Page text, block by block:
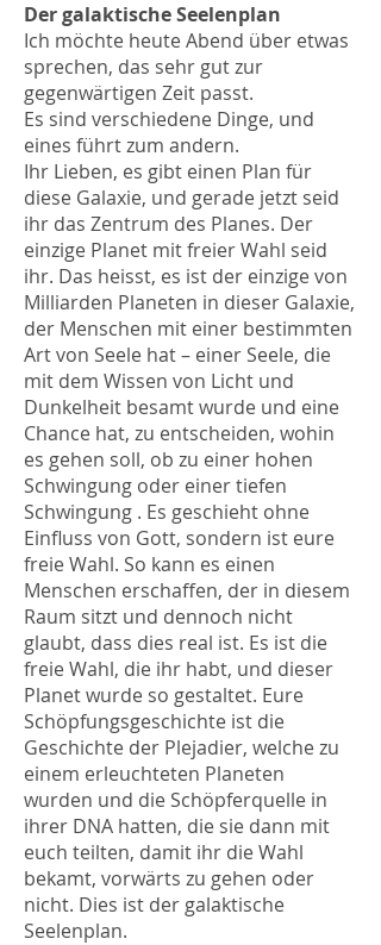
Der galaktische Seelenplan
Ich möchte heute Abend über etwas
sprechen, das sehr gut zur
gegenwärtigen Zeit passt.
Es sind verschiedene Dinge, und
eines führt zum andern.
Ihr Lieben, es gibt einen Plan für
diese Galaxie, und gerade jetzt seid
ihr das Zentrum des Planes. Der
einzige Planet mit freier Wahl seid
ihr. Das heisst, es ist der einzige von
Milliarden Planeten in dieser Galaxie,
der Menschen mit einer bestimmten
Art von Seele hat – einer Seele, die
mit dem Wissen von Licht und
Dunkelheit besamt wurde und eine
Chance hat, zu entscheiden, wohin
es gehen soll, ob zu einer hohen
Schwingung oder einer tiefen
Schwingung . Es geschieht ohne
Einfluss von Gott, sondern ist eure
freie Wahl. So kann es einen
Menschen erschaffen, der in diesem
Raum sitzt und dennoch nicht
glaubt, dass dies real ist. Es ist die
freie Wahl, die ihr habt, und dieser
Planet wurde so gestaltet. Eure
Schöpfungsgeschichte ist die
Geschichte der Plejadier, welche zu
einem erleuchteten Planeten
wurden und die Schöpferquelle in
ihrer DNA hatten, die sie dann mit
euch teilten, damit ihr die Wahl
bekamt, vorwärts zu gehen oder
nicht. Dies ist der galaktische
Seelenplan.